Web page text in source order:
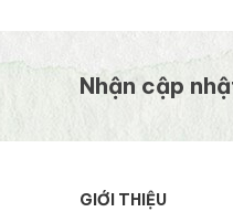
Nhận cập
GIỚI THIỆU